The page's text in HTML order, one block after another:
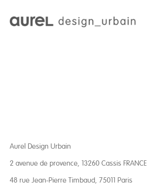
Aurel Design Urbain
2 avenue de provence, 13260 Cassis FRANCE
48 rue Jean-Pierre Timbaud, 75011 Paris